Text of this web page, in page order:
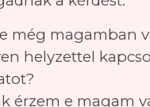
még magamban
helyzettel
érzem e magam